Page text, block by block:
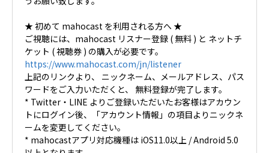
★ 初めて mahocast を利用される方へ ★
ご視聴には、mahocast リスナー登録 ( 無料 ) と ネットチ
ケット ( 視聴券 ) の購入が必要です。
https://www.mahocast.com/jn/listener
上記のリンクより、 ニックネーム、メールアドレス、パス
ワードをご入力いただくと、 無料登録が完了します。
* Twitter・LINE よりご登録いただいたお客様はアカウン
トにログイン後、「アカウント情報」の項目よりニックネ
ームを変更してください。
* mahocastアプリ対応機種は iOS11.0以上 / Android 5.0